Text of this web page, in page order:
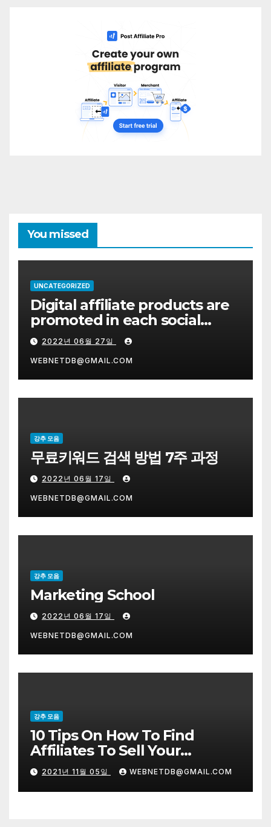
You missed
UNCATEGORIZED
Digital affiliate products are
promoted in each social
network system on the right.
2022년 06월 27일
WEBNETDB@GMAIL.COM
강추 모음
무료키워드 검색 방법 7주 과정
2022년 06월 17일
WEBNETDB@GMAIL.COM
강추 모음
Marketing School
2022년 06월 17일
WEBNETDB@GMAIL.COM
강추 모음
10 Tips On How To Find
Affiliates To Sell Your
Products
2021년 11월 05일 WEBNETDB@GMAIL.COM